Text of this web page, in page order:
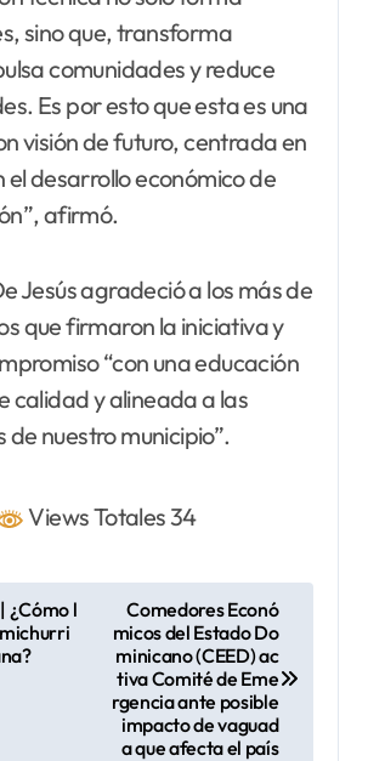
sino que, transforma
comunidades y reduce
Es por esto que esta es una
visión de futuro, centrada en
el desarrollo económico de
afirmó.
Jesús agradeció a los más de
que firmaron la iniciativa y
“con una educación
calidad y alineada a las
de nuestro municipio”.
Views Totales 34
¿Cómo l
Comedores Econó
micos del Estado Do
minicano (CEED) ac
tiva Comité de Eme
rgencia ante posible
impacto de vaguad
a que afecta el país